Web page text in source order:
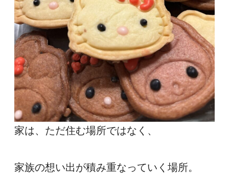
家は、ただ住む場所ではなく、
家族の想い出が積み重なっていく場所。